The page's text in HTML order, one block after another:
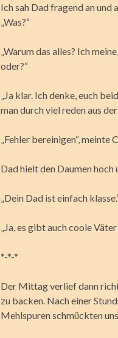
Ich sah Dad fragend an und
„Was?“
„Warum das alles? Ich
oder?“
„Ja klar. Ich denke, euch
man durch viel reden aus
„Fehler bereinigen“, meinte
Dad hielt den Daumen
„Dein Dad ist einfach
„Ja, es gibt auch coole
*-*-*
Der Mittag verlief dann
zu backen. Nach einer
Mehlspuren schmückten